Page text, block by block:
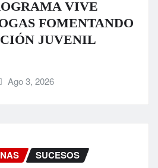
VIVE
FOMENTANDO
JUVENIL
Ago 3, 2026
SUCESOS